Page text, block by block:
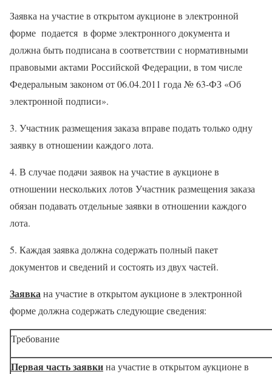
Заявка на участие в открытом аукционе в электронной
форме подается в форме электронного документа и
должна быть подписана в соответствии с нормативными
правовыми актами Российской Федерации, в том числе
Федеральным законом от 06.04.2011 года № 63-ФЗ «Об
электронной подписи».
3. Участник размещения заказа вправе подать только одну
заявку в отношении каждого лота.
4. В случае подачи заявок на участие в аукционе в
отношении нескольких лотов Участник размещения заказа
обязан подавать отдельные заявки в отношении каждого
лота.
5. Каждая заявка должна содержать полный пакет
документов и сведений и состоять из двух частей.
Заявкана участие в открытом аукционе в электронной
форме должна содержать следующие сведения:
Требование
Первая часть заявкина участие в открытом аукционе в